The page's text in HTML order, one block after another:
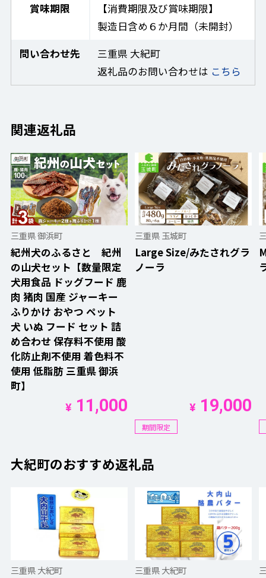
賞味期限
【消費期限及び賞味期限】
製造日含め６か月間（未開封）
問い合わせ先
三重県 大紀町
返礼品のお問い合わせは こちら
関連返礼品
三重県 御浜町
紀州犬のふるさと 紀州
の山犬セット【数量限定
犬用食品 ドッグフード 鹿
肉 猪肉 国産 ジャーキー
ふりかけ おやつ ペット
犬 いぬ フード セット 詰
め合わせ 保存料不使用 酸
化防止剤不使用 着色料不
使用 低脂肪 三重県 御浜
町】
¥ 11,000
三重県 玉城町
Large Size/みたされグラ
ノーラ
¥ 19,000
期間限定
大紀町のおすすめ返礼品
三重県 大紀町 三重県 大紀町